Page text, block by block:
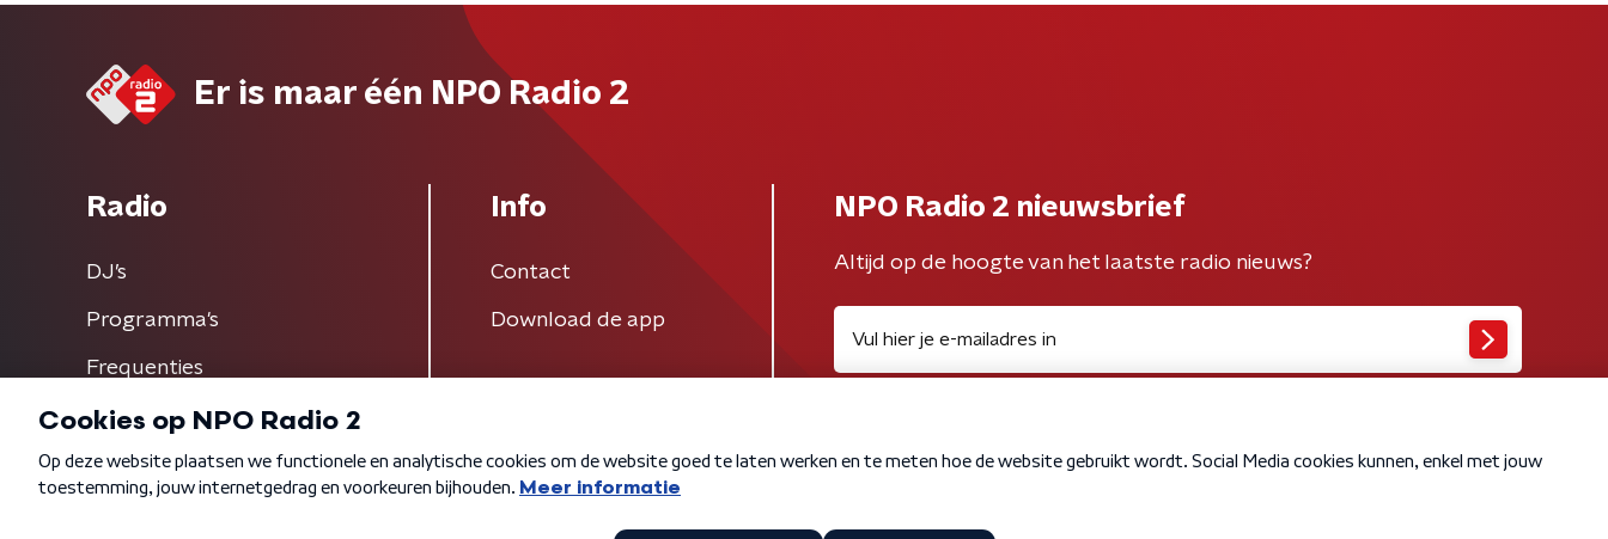
Er is maar één NPO Radio 2
Radio
DJ’s
Programma's
Frequenties
Info
Contact
Download de app
NPO Radio 2 nieuwsbrief
Altijd op de hoogte van het laatste radio nieuws?
Algemene voorwaarden Privacybeleid